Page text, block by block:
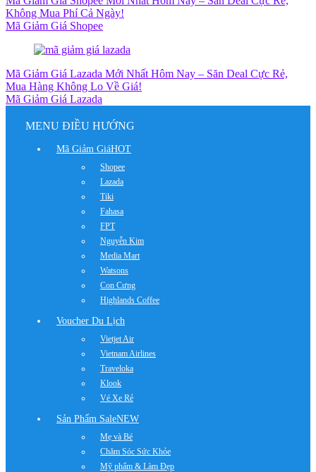
Không Mua Phí Cả Ngày!
Mã Giảm Giá Shopee
Mã Giảm Giá Lazada Mới Nhất Hôm Nay – Săn Deal Cực Rẻ,
Mua Hàng Không Lo Về Giá!
Mã Giảm Giá Lazada
MENU ĐIỀU HƯỚNG
Mã Giảm GiáHOT
Shopee
Lazada
Tiki
Fahasa
FPT
Nguyễn Kim
Media Mart
Watsons
Con Cưng
Highlands Coffee
Voucher Du Lịch
Vietjet Air
Vietnam Airlines
Traveloka
Klook
Vé Xe Rẻ
Sản Phẩm SaleNEW
Mẹ và Bé
Chăm Sóc Sức Khỏe
Mỹ phẩm & Làm Đẹp